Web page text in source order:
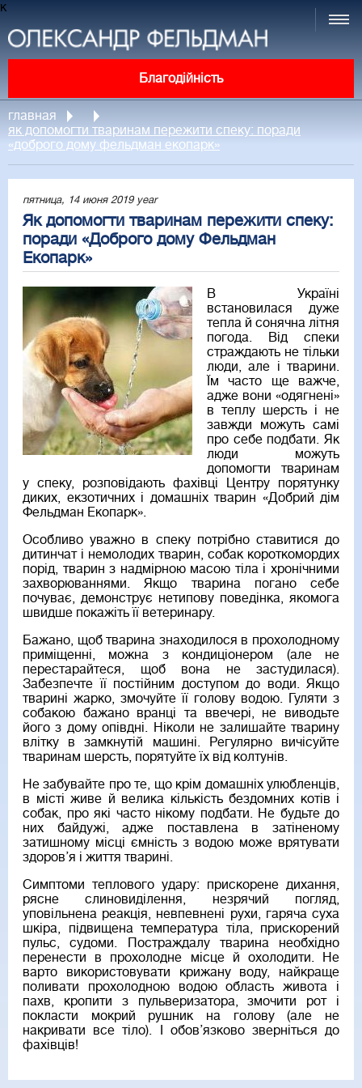
к
Благодійність
главная
як допомогти тваринам пережити спеку: поради
«доброго дому фельдман екопарк»
пятница, 14 июня 2019 year
Як допомогти тваринам пережити спеку:
поради «Доброго дому Фельдман
Екопарк»
В Україні
встановилася дуже
тепла й сонячна літня
погода. Від спеки
страждають не тільки
люди, але і тварини.
Їм часто ще важче,
адже вони «одягнені»
в теплу шерсть і не
завжди можуть самі
про себе подбати. Як
люди можуть
допомогти тваринам
у спеку, розповідають фахівці Центру порятунку
диких, екзотичних і домашніх тварин «Добрий дім
Фельдман Екопарк».
Особливо уважно в спеку потрібно ставитися до
дитинчат і немолодих тварин, собак короткомордих
порід, тварин з надмірною масою тіла і хронічними
захворюваннями. Якщо тварина погано себе
почуває, демонструє нетипову поведінка, якомога
швидше покажіть її ветеринару.
Бажано, щоб тварина знаходилося в прохолодному
приміщенні, можна з кондиціонером (але не
перестарайтеся, щоб вона не застудилася).
Забезпечте її постійним доступом до води. Якщо
тварині жарко, змочуйте її голову водою. Гуляти з
собакою бажано вранці та ввечері, не виводьте
його з дому опівдні. Ніколи не залишайте тварину
влітку в замкнутій машині. Регулярно вичісуйте
тваринам шерсть, порятуйте їх від колтунів.
Не забувайте про те, що крім домашніх улюбленців,
в місті живе й велика кількість бездомних котів і
собак, про які часто нікому подбати. Не будьте до
них байдужі, адже поставлена в затіненому
затишному місці ємність з водою може врятувати
здоров’я і життя тварині.
Симптоми теплового удару: прискорене дихання,
рясне слиновиділення, незрячий погляд,
уповільнена реакція, невпевнені рухи, гаряча суха
шкіра, підвищена температура тіла, прискорений
пульс, судоми. Постраждалу тварина необхідно
перенести в прохолодне місце й охолодити. Не
варто використовувати крижану воду, найкраще
поливати прохолодною водою область живота і
пахв, кропити з пульверизатора, змочити рот і
покласти мокрий рушник на голову (але не
накривати все тіло). І обов’язково зверніться до
фахівців!